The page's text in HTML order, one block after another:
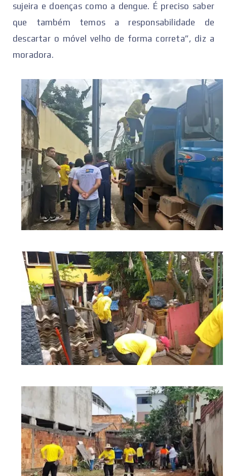
sujeira e doenças como a dengue. É preciso saber
que também temos a responsabilidade de
descartar o móvel velho de forma correta”, diz a
moradora.